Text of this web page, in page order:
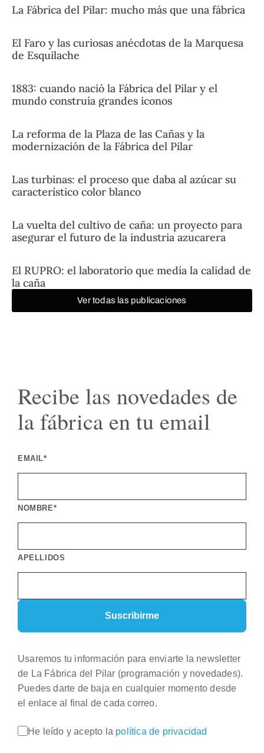
La Fábrica del Pilar: mucho más que una fábrica
El Faro y las curiosas anécdotas de la Marquesa
de Esquilache
1883: cuando nació la Fábrica del Pilar y el
mundo construía grandes iconos
La reforma de la Plaza de las Cañas y la
modernización de la Fábrica del Pilar
Las turbinas: el proceso que daba al azúcar su
característico color blanco
La vuelta del cultivo de caña: un proyecto para
asegurar el futuro de la industria azucarera
El RUPRO: el laboratorio que medía la calidad de
la caña
Ver todas las publicaciones
Recibe las novedades de
la fábrica en tu email
EMAIL*
NOMBRE*
APELLIDOS
Usaremos tu información para enviarte la newsletter
de La Fábrica del Pilar (programación y novedades).
Puedes darte de baja en cualquier momento desde
el enlace al final de cada correo.
He leído y acepto la política de privacidad